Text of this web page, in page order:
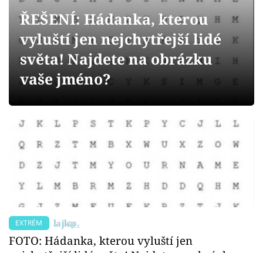
Videa
Sledujte prima+
Sledujte nás
ŘEŠENÍ: Hádanka, kterou
vyluští jen nejchytřejší lidé
světa! Najdete na obrázku
vaše jméno?
EXTRÉM
FOTO: Hádanka, kterou vyluští jen